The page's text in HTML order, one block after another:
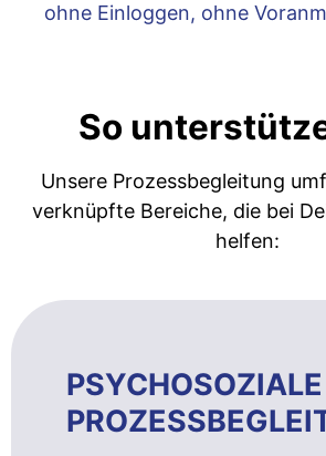
ohne Einloggen, ohne
So
Unsere Prozessbegleitung
verknüpfte Bereiche, die bei
helfen:
PSYCHOSOZIALE